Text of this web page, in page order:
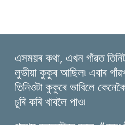
এসময়ৰ কথা, এখন গাঁৱত
লুভীয়া কুকুৰ আছিল৷ এবাৰ
তিনিওটা কুকুৰে ভাবিলে
চুৰি কৰি খাবলৈ পাও৷